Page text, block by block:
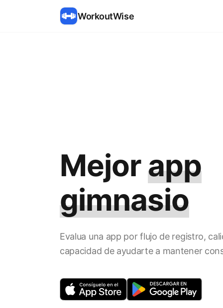
WorkoutWise
Mejorapp
gimnasio
Evalua una app por flujo de registro,
capacidad de ayudarte a mantener